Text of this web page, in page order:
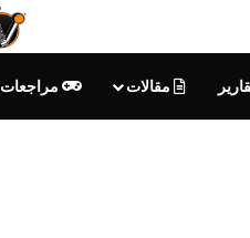
مقالات مراجعات